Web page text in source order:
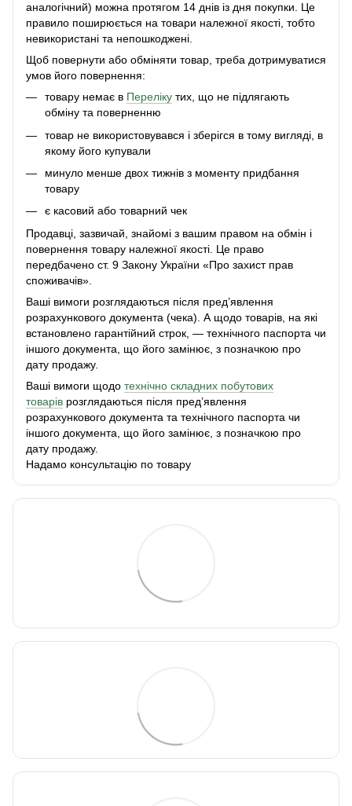
аналогічний) можна протягом 14 днів із дня покупки. Це
правило поширюється на товари належної якості, тобто
невикористані та непошкоджені.
Щоб повернути або обміняти товар, треба дотримуватися
умов його повернення:
товару немає в Переліку тих, що не підлягають
обміну та поверненню
товар не використовувався і зберігся в тому вигляді, в
якому його купували
минуло менше двох тижнів з моменту придбання
товару
є касовий або товарний чек
Продавці, зазвичай, знайомі з вашим правом на обмін і
повернення товару належної якості. Це право
передбачено ст. 9 Закону України «Про захист прав
споживачів».
Ваші вимоги розглядаються після пред’явлення
розрахункового документа (чека). А щодо товарів, на які
встановлено гарантійний строк, — технічного паспорта чи
іншого документа, що його замінює, з позначкою про
дату продажу.
Ваші вимоги щодо технічно складних побутових
товарів розглядаються після пред’явлення
розрахункового документа та технічного паспорта чи
іншого документа, що його замінює, з позначкою про
дату продажу.
Надамо консультацію по товару